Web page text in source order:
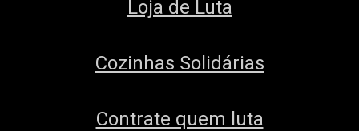
Loja de Luta
Cozinhas Solidárias
Contrate quem luta